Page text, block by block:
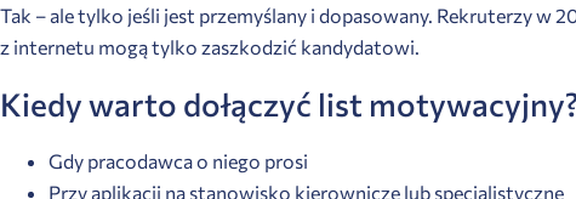
Tak – ale tylko jeśli jest przemyślany i dopasowany. Rekruterzy w
z internetu mogą tylko zaszkodzić kandydatowi.
Kiedy warto dołączyć list
Gdy pracodawca o niego prosi
Przy aplikacji na stanowisko kierownicze lub specjalistyczne